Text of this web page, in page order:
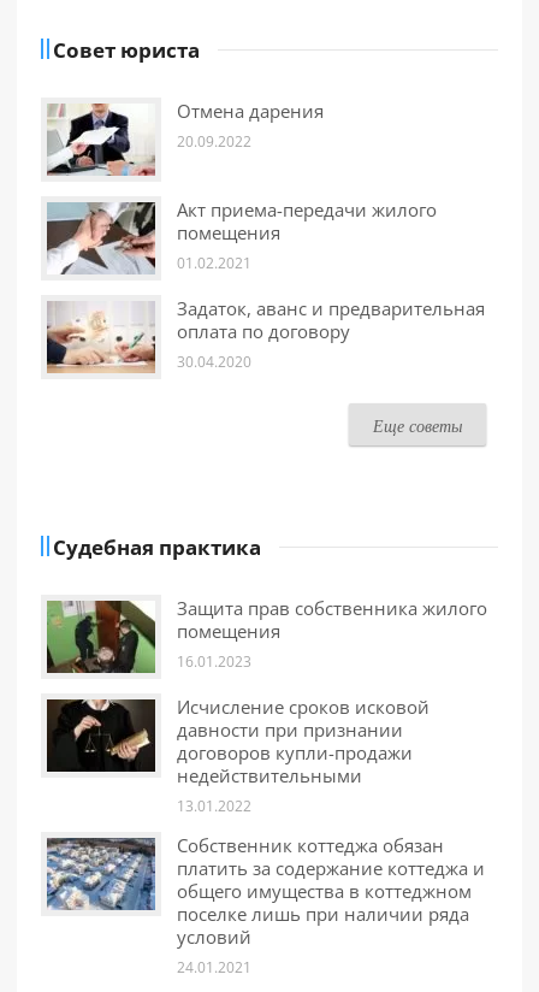
Совет юриста
Отмена дарения
20.09.2022
Акт приема-передачи жилого
помещения
01.02.2021
Задаток, аванс и предварительная
оплата по договору
30.04.2020
Еще советы
Судебная практика
Защита прав собственника жилого
помещения
16.01.2023
Исчисление сроков исковой
давности при признании
договоров купли-продажи
недействительными
13.01.2022
Собственник коттеджа обязан
платить за содержание коттеджа и
общего имущества в коттеджном
поселке лишь при наличии ряда
условий
24.01.2021